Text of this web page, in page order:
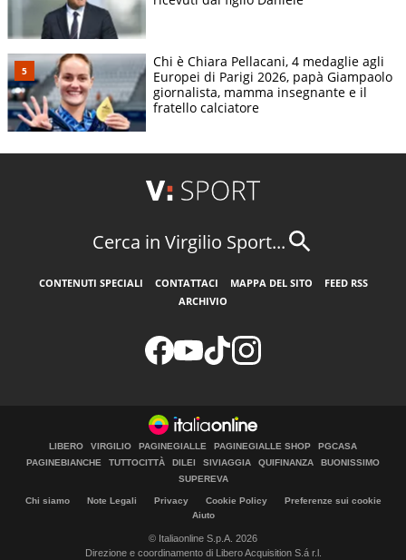
Chi è Chiara Pellacani, 4 medaglie agli
Europei di Parigi 2026, papà Giampaolo
giornalista, mamma insegnante e il
fratello calciatore
Cerca in Virgilio Sport...
CONTENUTI SPECIALI CONTATTACI MAPPA DEL SITO
FEED RSS
ARCHIVIO
LIBERO VIRGILIO PAGINEGIALLE PAGINEGIALLE SHOP
PGCASA
PAGINEBIANCHE
TUTTOCITTÀ DILEI SIVIAGGIA QUIFINANZA
BUONISSIMO
SUPEREVA
Chi siamo Note Legali Privacy Cookie Policy
Preferenze sui cookie
Aiuto
© Italiaonline S.p.A. 2026
Direzione e coordinamento di Libero Acquisition S.á r.l.